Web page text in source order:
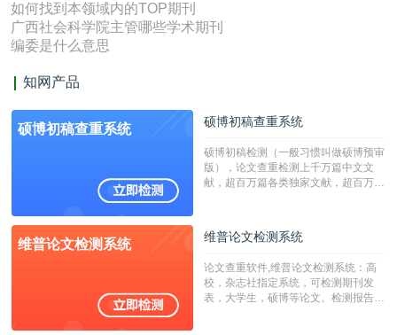
如何找到本领域内的TOP期刊
广西社会科学院主管哪些学术期刊
编委是什么意思
知网产品
硕博初稿查重系统 硕博初稿查重系统
硕博初稿检测（一般习惯叫做硕博预审
版），论文查重检测上千万篇中文文
献，超百万篇各类独家文献，超百万港
校用来检测硕博论文的系统，检测范围
广，数据来源真实，检测算法合理!本
字符数30万）
维普论文检测系统 维普论文检测系统
论文查重软件,维普论文检测系统：高
校，杂志社指定系统，可检测期刊发
表，大学生，硕博等论文。检测报告支